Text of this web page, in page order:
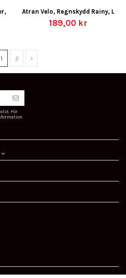
Atran Velo, Regnskydd Rainy, L
189,00 kr
1 2
För